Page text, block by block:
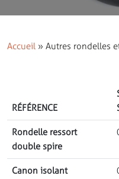
Accueil » Autres rondelles
RÉFÉRENCE
Rondelle ressort
double spire
Canon isolant